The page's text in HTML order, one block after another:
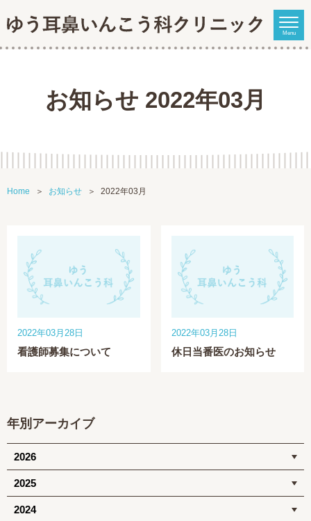
Menu
お知らせ 2022年03月
Home お知らせ 2022年03月
2022年03月28日
看護師募集について
2022年03月28日
休日当番医のお知らせ
年別アーカイブ
2026
2025
2024